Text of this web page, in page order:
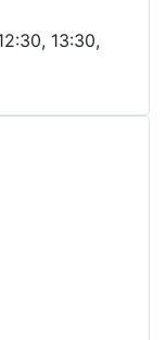
13:30,